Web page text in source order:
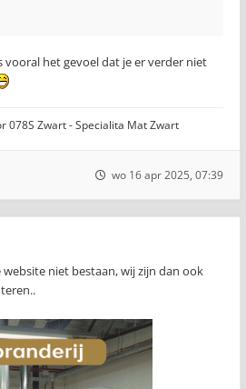
vooral het gevoel dat je er verder niet
078S Zwart - Specialita Mat Zwart
wo 16 apr 2025, 07:39
niet bestaan, wij zijn dan ook